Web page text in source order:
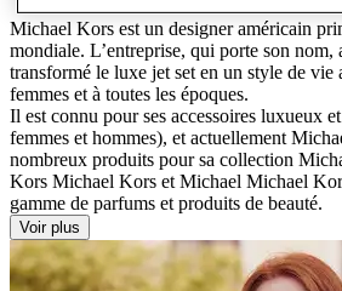
Michael Kors est un designer américain
mondiale. L’entreprise, qui porte son nom,
transformé le luxe jet set en un style de vie
femmes et à toutes les époques.
Il est connu pour ses accessoires luxueux
femmes et hommes), et actuellement
nombreux produits pour sa collection
Kors Michael Kors et Michael Michael
gamme de parfums et produits de beauté.
Voir plus